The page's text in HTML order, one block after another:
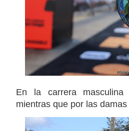
En la carrera masculina
mientras que por las